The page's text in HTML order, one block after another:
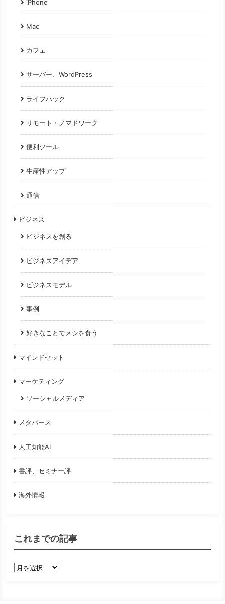
iPhone
Mac
カフェ
サーバー、WordPress
ライフハック
リモート・ノマドワーク
便利ツール
生産性アップ
通信
ビジネス
ビジネスを創る
ビジネスアイデア
ビジネスモデル
事例
好きなことでメシを食う
マインドセット
マーケティング
ソーシャルメディア
メタバース
人工知能AI
書評、セミナー評
海外情報
これまでの記事
こ